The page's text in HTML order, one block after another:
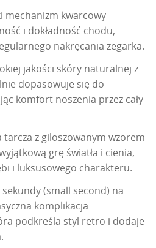
mechanizm kwarcowy
i dokładność chodu,
nakręcania zegarka.
jakości skóry naturalnej z
dopasowuje się do
komfort noszenia przez cały
z giloszowanym wzorem
grę światła i cienia,
i luksusowego charakteru.
(small second) na
komplikacja
podkreśla styl retro i dodaje